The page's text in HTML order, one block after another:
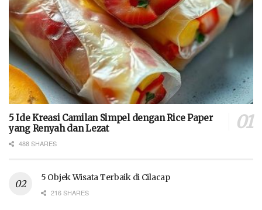
5 Ide Kreasi Camilan Simpel dengan Rice Paper
yang Renyah dan Lezat
488 SHARES
5 Objek Wisata Terbaik di Cilacap
216 SHARES